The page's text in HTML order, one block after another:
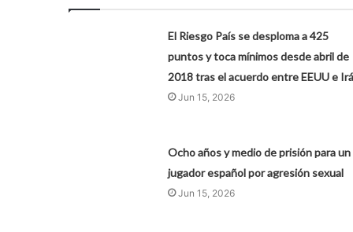
El Riesgo País se desploma a 425
puntos y toca mínimos desde abril de
2018 tras el acuerdo entre EEUU e
Jun 15, 2026
Ocho años y medio de prisión para un
jugador español por agresión sexual
Jun 15, 2026